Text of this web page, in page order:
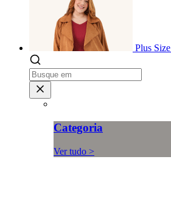
Plus Size
Categoria
Ver tudo >